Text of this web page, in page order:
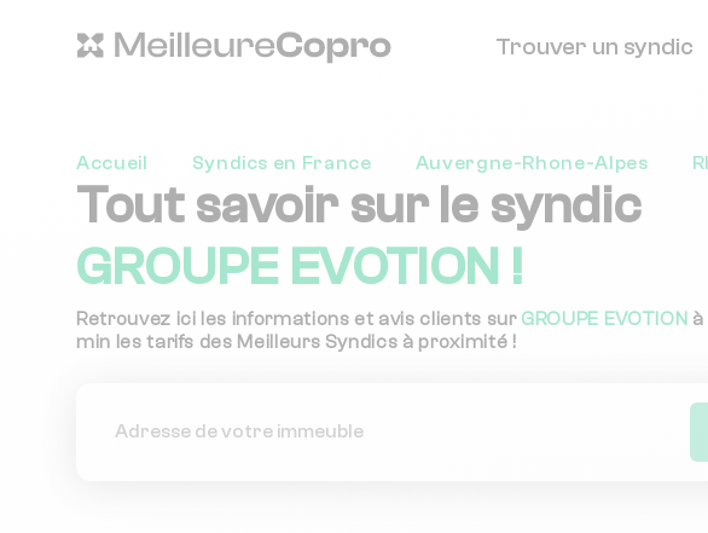
Trouver un syndic
Accueil Syndics en France Auvergne-Rhone-Alpes
Tout savoir sur le syndic
GROUPE EVOTION !
Retrouvez ici les informations et avis clients sur GROUPE EVOTION
min les tarifs des Meilleurs Syndics à proximité !